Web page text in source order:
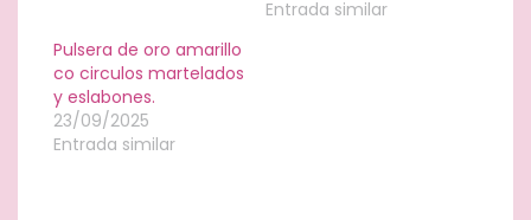
Entrada similar
Pulsera de oro amarillo
co circulos martelados
y eslabones.
23/09/2025
Entrada similar